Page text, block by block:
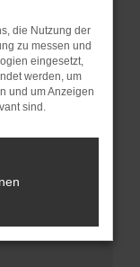
Stand
ein
dazu
nicht mehr
versucht
Du kannst
der
die Nutzung der
zu messen und
eingesetzt,
werden, um
und um Anzeigen
sind.